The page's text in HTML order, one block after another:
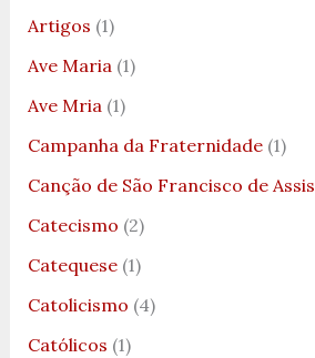
Artigos (1)
Ave Maria(1)
Ave Mria(1)
Campanha da Fraternidade(1)
Canção de São Francisco de Assis
Catecismo (2)
Catequese(1)
Catolicismo (4)
Católicos (1)